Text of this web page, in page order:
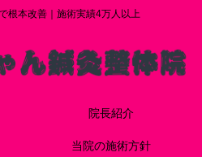
根本改善｜施術実績4万人以上
院長紹介
当院の施術方針